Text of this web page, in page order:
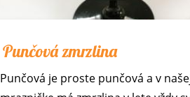
Punčová zmrzlina
Punčová je proste punčová a v